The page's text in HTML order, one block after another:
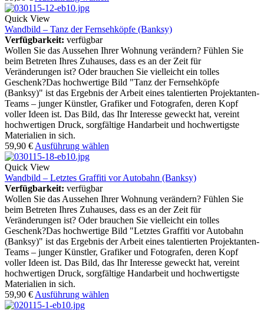
Quick View
Wandbild – Tanz der Fernsehköpfe (Banksy)
Verfügbarkeit: verfügbar
Wollen Sie das Aussehen Ihrer Wohnung verändern? Fühlen Sie
beim Betreten Ihres Zuhauses, dass es an der Zeit für
Veränderungen ist? Oder brauchen Sie vielleicht ein tolles
Geschenk?Das hochwertige Bild "Tanz der Fernsehköpfe
(Banksy)" ist das Ergebnis der Arbeit eines talentierten Projektanten-
Teams – junger Künstler, Grafiker und Fotografen, deren Kopf
voller Ideen ist. Das Bild, das Ihr Interesse geweckt hat, vereint
hochwertigen Druck, sorgfältige Handarbeit und hochwertigste
Materialien in sich.
59,90 € Ausführung wählen
Quick View
Wandbild – Letztes Graffiti vor Autobahn (Banksy)
Verfügbarkeit: verfügbar
Wollen Sie das Aussehen Ihrer Wohnung verändern? Fühlen Sie
beim Betreten Ihres Zuhauses, dass es an der Zeit für
Veränderungen ist? Oder brauchen Sie vielleicht ein tolles
Geschenk?Das hochwertige Bild "Letztes Graffiti vor Autobahn
(Banksy)" ist das Ergebnis der Arbeit eines talentierten Projektanten-
Teams – junger Künstler, Grafiker und Fotografen, deren Kopf
voller Ideen ist. Das Bild, das Ihr Interesse geweckt hat, vereint
hochwertigen Druck, sorgfältige Handarbeit und hochwertigste
Materialien in sich.
59,90 € Ausführung wählen